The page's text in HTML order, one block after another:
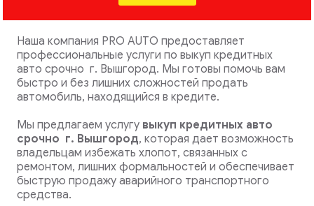
Наша компания PRO AUTO предоставляет
профессиональные услуги по выкуп кредитных
авто срочно г. Вышгород. Мы готовы помочь вам
быстро и без лишних сложностей продать
автомобиль, находящийся в кредите.
Мы предлагаем услугу выкуп кредитных авто
срочно г. Вышгород, которая дает возможность
владельцам избежать хлопот, связанных с
ремонтом, лишних формальностей и обеспечивает
быструю продажу аварийного транспортного
средства.